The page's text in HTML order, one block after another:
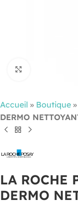
Accueil » Boutique »
DERMO
LA ROCHE
DERMO